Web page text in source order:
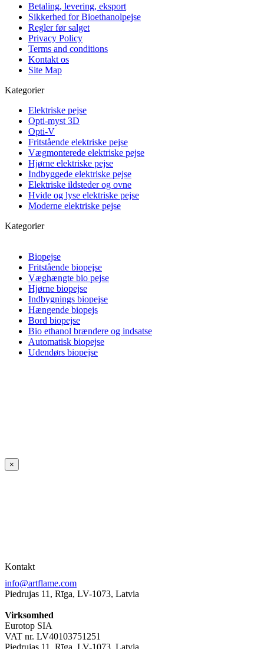
Betaling, levering, eksport
Sikkerhed for Bioethanolpejse
Regler før salget
Privacy Policy
Terms and conditions
Kontakt os
Site Map
Kategorier
Elektriske pejse
Opti-myst 3D
Opti-V
Fritstående elektriske pejse
Vægmonterede elektriske pejse
Hjørne elektriske pejse
Indbyggede elektriske pejse
Elektriske ildsteder og ovne
Hvide og lyse elektriske pejse
Moderne elektriske pejse
Kategorier
Biopejse
Fritstående biopejse
Væghængte bio pejse
Hjørne biopejse
Indbygnings biopejse
Hængende biopejs
Bord biopejse
Bio ethanol brændere og indsatse
Automatisk biopejse
Udendørs biopejse
×
Kontakt
info@artflame.com
Piedrujas 11, Rīga, LV-1073, Latvia
Virksomhed
Eurotop SIA
VAT nr. LV40103751251
Piedrujas 11, Rīga, LV-1073, Latvia